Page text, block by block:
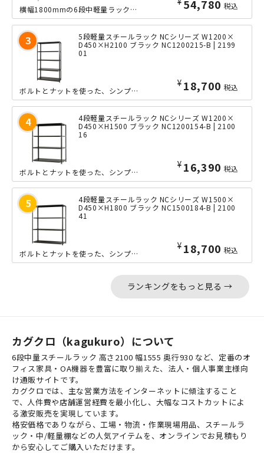
54,780 税込
横幅1800mmの6段中軽量ラックの、奥行きたっぷりな600mmタイプ。ボルトレ...
5段軽量スチールラック NCシリーズ W1200×
D450×H2100 ブラック NC1200215-B | 2199
01
¥ 18,700 税込
ボルトとナットを使った、シンプルな軽量ラック「NCシリーズ」の小回りの利くW12...
4段軽量スチールラック NCシリーズ W1200×
D450×H1500 ブラック NC1200154-B | 2100
16
¥ 16,390 税込
ボルトとナットを使った、シンプルな軽量ラック「NCシリーズ」の小回りの利くW12...
4段軽量スチールラック NCシリーズ W1500×
D450×H1800 ブラック NC1500184-B | 2100
41
¥ 18,700 税込
ボルトとナットを使った、シンプルな軽量ラック「NCシリーズ」の中間サイズのW15...
ランキングをもっと見る →
カグクロ（kagukuro）について
6段中量スチールラック 高さ2100 幅1555 奥行930 など、定番のオ
フィス家具・OA機器を豊富に取り揃えた、法人・個人事業主様向
け通販サイトです。
カグクロでは、主な営業方法をインターネットに傾注すること
で、人件費や店舗運営経費を最小化し、大幅なコストカットによ
る激安販売を実現しています。
格安価格でありながら、工場・物流・作業現場用品、スチールラ
ック・中/軽量棚などの人気アイテムを、オンラインでお見積もり
から安心してご購入いただけます。